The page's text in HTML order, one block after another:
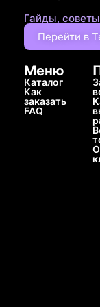
Гайды,
Перейти в
Меню
Каталог
Как
заказать
FAQ